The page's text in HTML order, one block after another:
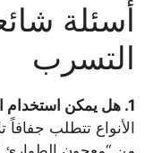
أسئلة
التسرب
1. هل يمكن استخدام الغراء والمواسير مبللة؟
الأنواع تتطلب